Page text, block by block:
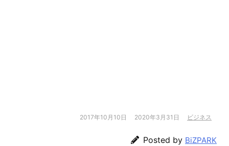
2017年10月10日 2020年3月31日 ビジネス
Posted by BiZPARK